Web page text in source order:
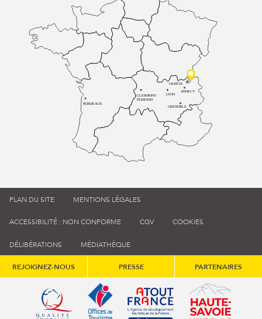
BORDEAUX
CLERMONT-
FERRAND
LYON
ANNECY
GRENOBLE
GENÈVE
PLAN DU SITE MENTIONS LÉGALES
ACCESSIBILITÉ : NON CONFORME CGV COOKIES
DÉLIBÉRATIONS MÉDIATHÈQUE
REJOIGNEZ-NOUS PRESSE PARTENAIRES
Qualité tourisme (s'ouvre dans une nouvelle fenêtre)
Office de tourisme de France (s'ouvre
Atout France (s'ouvre dans